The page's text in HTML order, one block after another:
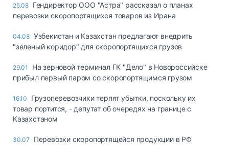
25.08 Гендиректор ООО "Астра" рассказал о планах
перевозки скоропортящихся товаров из Ирана
04.08 Узбекистан и Казахстан предлагают внедрить
"зеленый коридор" для скоропортящихся грузов
29.01
На зерновой терминал ГК "Дело" в Новороссийске
прибыл первый паром со скоропортящимся грузом
16.10
Грузоперевозчики терпят убытки, поскольку их
товар портится, - депутат об очередях на границе с
Казахстаном
30.07
Перевозки скоропортящейся продукции в РФ